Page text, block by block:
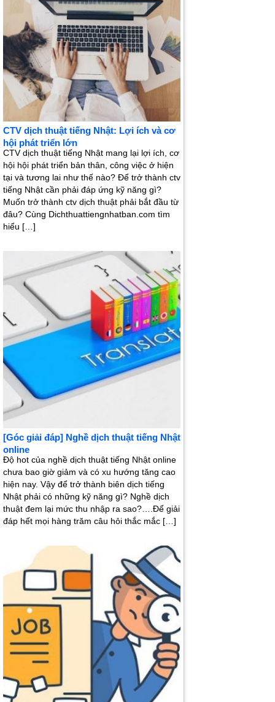
CTV dịch thuật tiếng Nhật: Lợi ích và cơ
hội phát triển lớn
CTV dịch thuật tiếng Nhật mang lại lợi ích, cơ
hội hội phát triển bản thân, công việc ở hiện
tại và tương lai như thế nào? Để trở thành ctv
tiếng Nhật cần phải đáp ứng kỹ năng gì?
Muốn trở thành ctv dịch thuật phải bắt đầu từ
đâu? Cùng Dichthuattiengnhatban.com tìm
hiểu […]
[Góc giải đáp] Nghề dịch thuật tiếng Nhật
online
Độ hot của nghề dịch thuật tiếng Nhật online
chưa bao giờ giảm và có xu hướng tăng cao
hiện nay. Vậy để trở thành biên dịch tiếng
Nhật phải có những kỹ năng gì? Nghề dịch
thuật đem lại mức thu nhập ra sao?….Để giải
đáp hết mọi hàng trăm câu hỏi thắc mắc […]